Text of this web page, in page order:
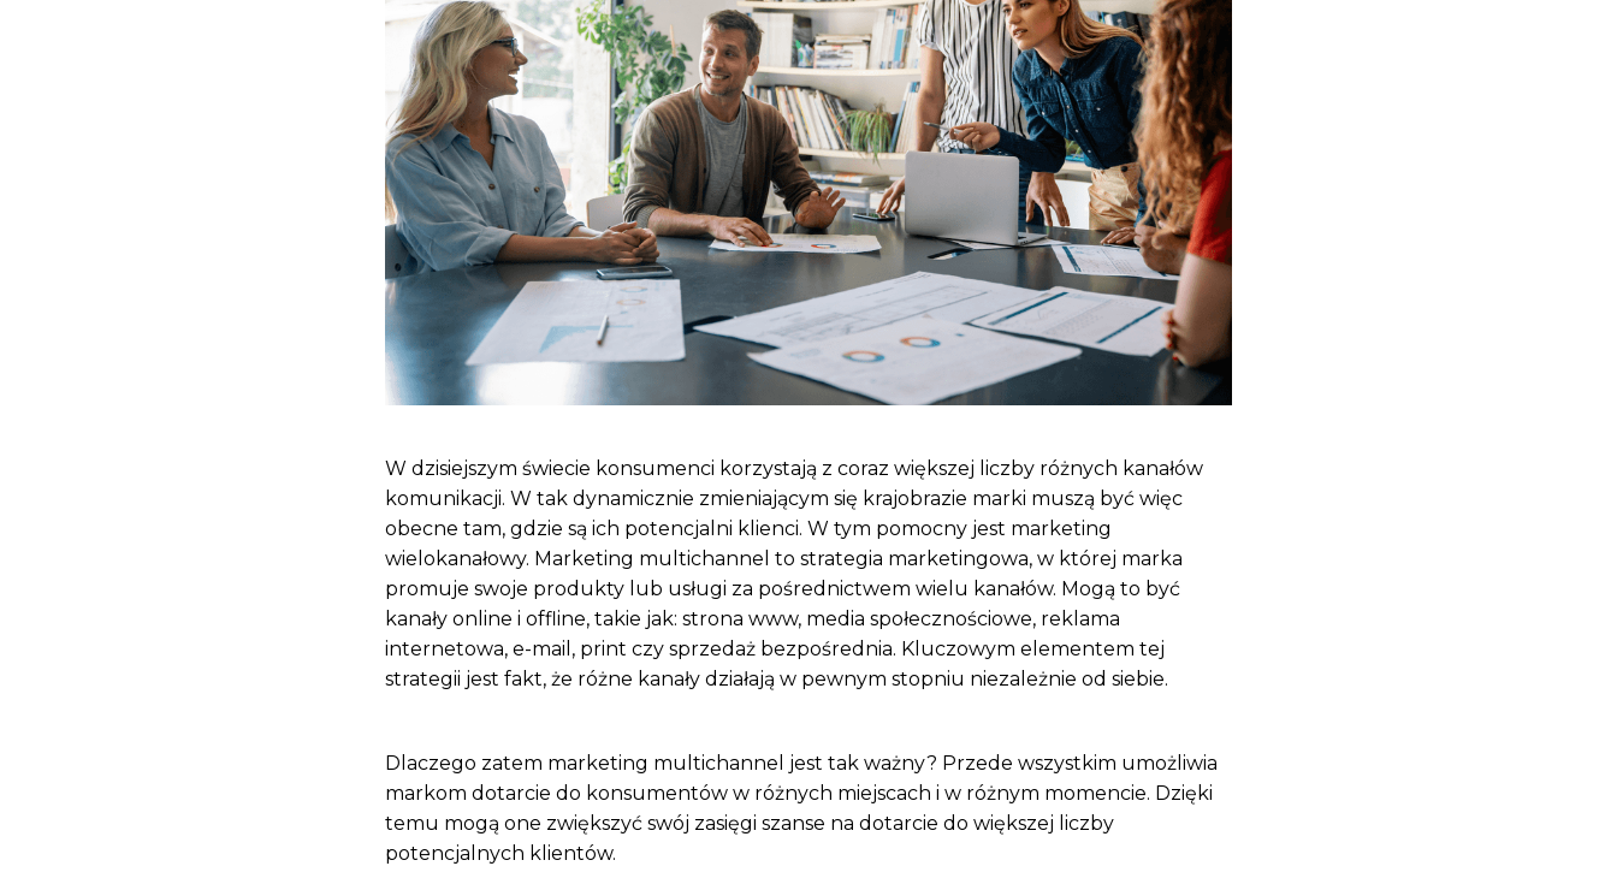
W dzisiejszym świecie konsumenci korzystają z coraz większej liczby różnych kanałów
komunikacji. W tak dynamicznie zmieniającym się krajobrazie marki muszą być więc
obecne tam, gdzie są ich potencjalni klienci. W tym pomocny jest marketing
wielokanałowy. Marketing multichannel to strategia marketingowa, w której marka
promuje swoje produkty lub usługi za pośrednictwem wielu kanałów. Mogą to być
kanały online i offline, takie jak: strona www, media społecznościowe, reklama
internetowa, e-mail, print czy sprzedaż bezpośrednia. Kluczowym elementem tej
strategii jest fakt, że różne kanały działają w pewnym stopniu niezależnie od siebie.
Dlaczego zatem marketing multichannel jest tak ważny? Przede wszystkim umożliwia
markom dotarcie do konsumentów w różnych miejscach i w różnym momencie. Dzięki
temu mogą one zwiększyć swój zasięgi szanse na dotarcie do większej liczby
potencjalnych klientów.